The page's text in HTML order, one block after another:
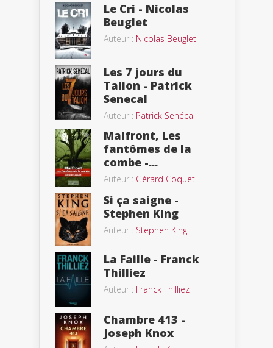
Le Cri - Nicolas
Beuglet
Auteur : Nicolas Beuglet
Les 7 jours du
Talion - Patrick
Senecal
Auteur : Patrick Senécal
Malfront, Les
fantômes de la
combe -...
Auteur : Gérard Coquet
Si ça saigne -
Stephen King
Auteur : Stephen King
La Faille - Franck
Thilliez
Auteur : Franck Thilliez
Chambre 413 -
Joseph Knox